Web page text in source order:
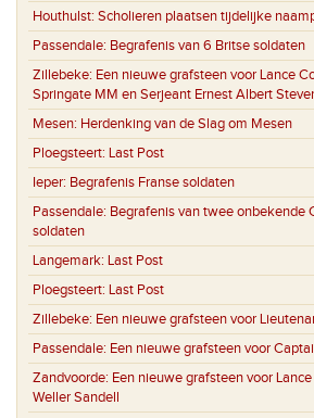
Houthulst: Scholieren plaatsen tijdelijke
Passendale: Begrafenis van 6 Britse soldaten
Zillebeke: Een nieuwe grafsteen voor Lance
Springate MM en Serjeant Ernest Albert
Mesen: Herdenking van de Slag om Mesen
Ploegsteert: Last Post
Ieper: Begrafenis Franse soldaten
Passendale: Begrafenis van twee onbekende
soldaten
Langemark: Last Post
Ploegsteert: Last Post
Zillebeke: Een nieuwe grafsteen voor
Passendale: Een nieuwe grafsteen voor
Zandvoorde: Een nieuwe grafsteen voor
Weller Sandell